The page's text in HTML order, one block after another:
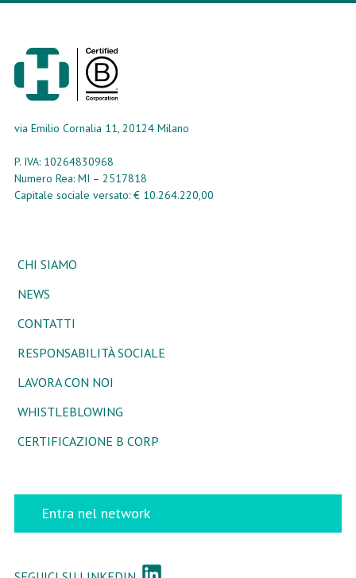
via Emilio Cornalia 11, 20124 Milano
P. IVA: 10264830968
Numero Rea: MI – 2517818
Capitale sociale versato: € 10.264.220,00
CHI SIAMO
NEWS
CONTATTI
RESPONSABILITÀ SOCIALE
LAVORA CON NOI
WHISTLEBLOWING
CERTIFICAZIONE B CORP
Entra nel network